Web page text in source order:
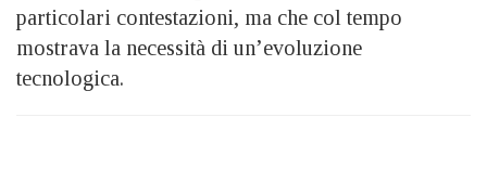
particolari contestazioni, ma che col tempo
mostrava la necessità di un’evoluzione
tecnologica.